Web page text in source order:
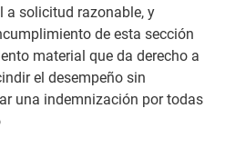
a solicitud razonable, y
de esta sección
material que da derecho a
el desempeño sin
una indemnización por todas